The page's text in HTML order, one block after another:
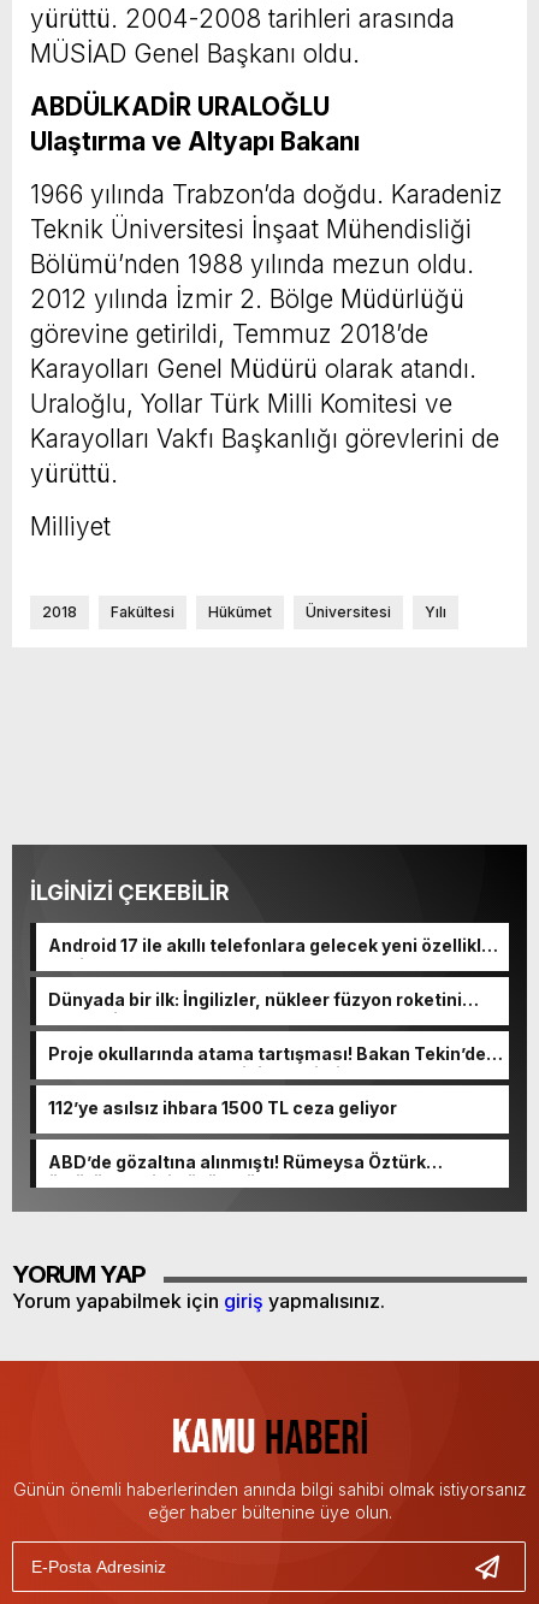
yürüttü. 2004-2008 tarihleri arasında
MÜSİAD Genel Başkanı oldu.
ABDÜLKADİR URALOĞLU
Ulaştırma ve Altyapı Bakanı
1966 yılında Trabzon’da doğdu. Karadeniz
Teknik Üniversitesi İnşaat Mühendisliği
Bölümü’nden 1988 yılında mezun oldu.
2012 yılında İzmir 2. Bölge Müdürlüğü
görevine getirildi, Temmuz 2018’de
Karayolları Genel Müdürü olarak atandı.
Uraloğlu, Yollar Türk Milli Komitesi ve
Karayolları Vakfı Başkanlığı görevlerini de
yürüttü.
Milliyet
2018 Fakültesi Hükümet Üniversitesi Yılı
İLGİNİZİ ÇEKEBİLİR
Android 17 ile akıllı telefonlara gelecek yeni özellikler
belli oldu
Dünyada bir ilk: İngilizler, nükleer füzyon roketini
ateşledi
Proje okullarında atama tartışması! Bakan Tekin’den
“Sıkıntı yaşanmaması için takvimi erken başlattık”
112’ye asılsız ihbara 1500 TL ceza geliyor
ABD’de gözaltına alınmıştı! Rümeysa Öztürk
öldürüleceğini düşünmüş
YORUM YAP
Yorum yapabilmek için giriş yapmalısınız.
Günün önemli haberlerinden anında bilgi sahibi olmak istiyorsanız
eğer haber bültenine üye olun.